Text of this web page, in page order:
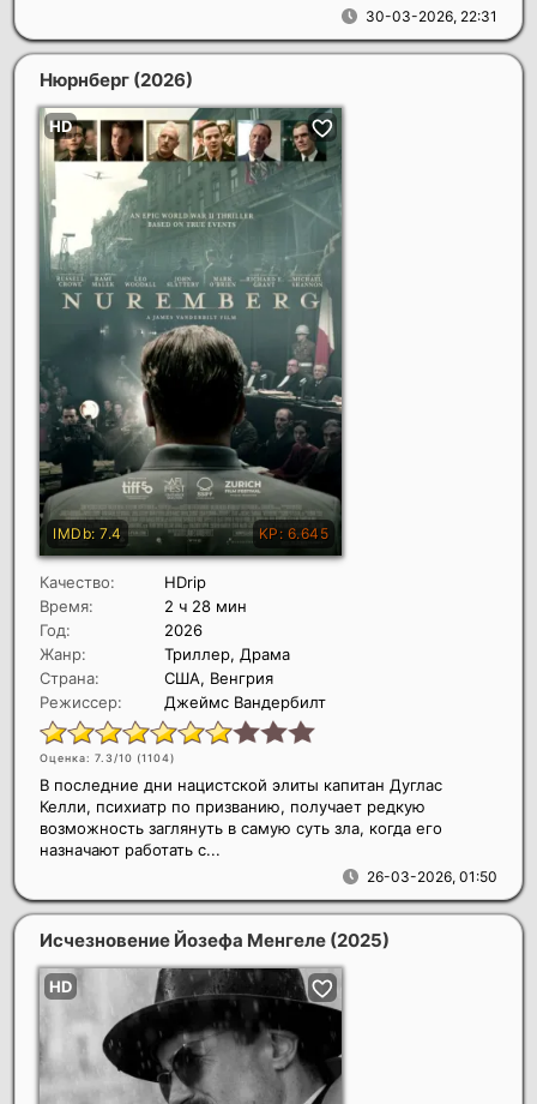
30-03-2026, 22:31
Нюрнберг (2026)
Качество:
HDrip
Время:
2 ч 28 мин
Год:
2026
Жанр:
Триллер, Драма
Страна:
США, Венгрия
Режиссер:
Джеймс Вандербилт
Оценка: 7.3/10 (1104)
26-03-2026, 01:50
В последние дни нацистской элиты капитан Дуглас
Келли, психиатр по призванию, получает редкую
возможность заглянуть в самую суть зла, когда его
назначают работать с...
Исчезновение Йозефа Менгеле (2025)